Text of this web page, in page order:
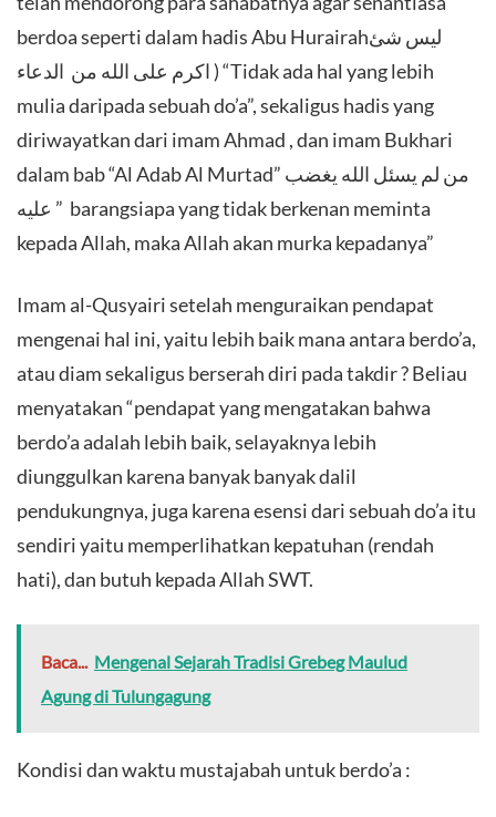
berdoa seperti dalam hadis Abu Hurairahليس شئ
اكرم على الله من الدعاء ) “Tidak ada hal yang lebih
mulia daripada sebuah do’a”, sekaligus hadis yang
diriwayatkan dari imam Ahmad , dan imam Bukhari
dalam bab “Al Adab Al Murtad” من لم يسئل الله يغضب
عليه ” barangsiapa yang tidak berkenan meminta
kepada Allah, maka Allah akan murka kepadanya”
Imam al-Qusyairi setelah menguraikan pendapat
mengenai hal ini, yaitu lebih baik mana antara berdo’a,
atau diam sekaligus berserah diri pada takdir ? Beliau
menyatakan “pendapat yang mengatakan bahwa
berdo’a adalah lebih baik, selayaknya lebih
diunggulkan karena banyak banyak dalil
pendukungnya, juga karena esensi dari sebuah do’a itu
sendiri yaitu memperlihatkan kepatuhan (rendah
hati), dan butuh kepada Allah SWT.
Baca... Mengenal Sejarah Tradisi Grebeg Maulud
Agung di Tulungagung
Kondisi dan waktu mustajabah untuk berdo’a :